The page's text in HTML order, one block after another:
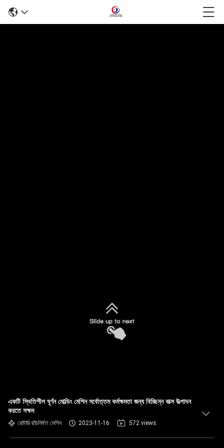
একটি স্থিতিশীল ঘূর্ণন মোল্ডিং মেশিন সর্বোত্তম কর্মক্ষমতা জন্য বিচ্ছিন্ন বাক্স উত্পাদন
করতে সক্ষম
রোটারি ছাঁচনির্মাণ মেশিন 2023-11-16 572 views